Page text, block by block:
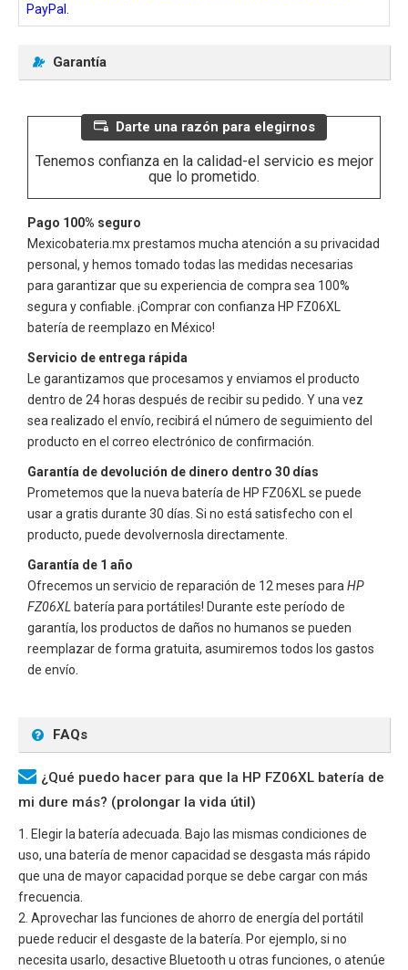
PayPal.
Garantía
Darte una razón para elegirnos
Tenemos confianza en la calidad-el servicio es mejor
que lo prometido.
Pago 100% seguro
Mexicobateria.mx prestamos mucha atención a su privacidad
personal, y hemos tomado todas las medidas necesarias
para garantizar que su experiencia de compra sea 100%
segura y confiable. ¡Comprar con confianza HP FZ06XL
batería de reemplazo en México!
Servicio de entrega rápida
Le garantizamos que procesamos y enviamos el producto
dentro de 24 horas después de recibir su pedido. Y una vez
sea realizado el envío, recibirá el número de seguimiento del
producto en el correo electrónico de confirmación.
Garantía de devolución de dinero dentro 30 días
Prometemos que la nueva batería de HP FZ06XL se puede
usar a gratis durante 30 días. Si no está satisfecho con el
producto, puede devolvernosla directamente.
Garantía de 1 año
Ofrecemos un servicio de reparación de 12 meses para HP
FZ06XL batería para portátiles! Durante este período de
garantía, los productos de daños no humanos se pueden
reemplazar de forma gratuita, asumiremos todos los gastos
de envío.
FAQs
¿Qué puedo hacer para que la HP FZ06XL batería de
mi dure más? (prolongar la vida útil)
1. Elegir la batería adecuada. Bajo las mismas condiciones de
uso, una batería de menor capacidad se desgasta más rápido
que una de mayor capacidad porque se debe cargar con más
frecuencia.
2. Aprovechar las funciones de ahorro de energía del portátil
puede reducir el desgaste de la batería. Por ejemplo, si no
necesita usarlo, desactive Bluetooth u otras funciones, o atenúe